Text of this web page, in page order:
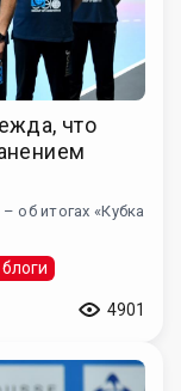
что
об итогах «Кубка
4901